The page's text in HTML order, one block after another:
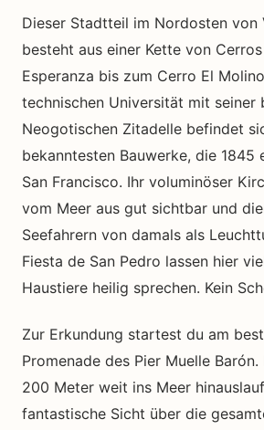
Dieser Stadtteil im Nordosten von
besteht aus einer Kette von
Esperanza bis zum Cerro El
technischen Universität mit seiner
Neogotischen Zitadelle befindet
bekanntesten Bauwerke, die 1845
San Francisco. Ihr voluminöser
vom Meer aus gut sichtbar und
Seefahrern von damals als
Fiesta de San Pedro lassen hier
Haustiere heilig sprechen. Kein
Zur Erkundung startest du am
Promenade des Pier Muelle
200 Meter weit ins Meer
fantastische Sicht über die